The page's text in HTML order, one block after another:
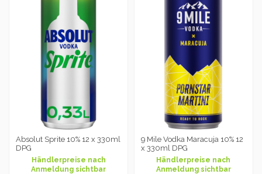
Absolut Sprite 10% 12 x 330ml
DPG
Händlerpreise nach
Anmeldung sichtbar
9 Mile Vodka Maracuja 10% 12
x 330ml DPG
Händlerpreise nach
Anmeldung sichtbar